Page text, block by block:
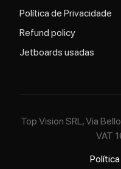
Política de Privacidade
Refund policy
Jetboards usadas
Top Vision SRL, Via
VAT